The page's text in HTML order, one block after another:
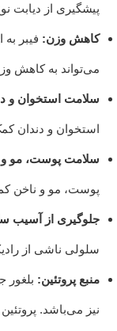
پیشگیری از دیابت نوع 2 کمک
کاهش وزن: فیبر
می‌تواند به کاهش
سلامت استخوان و
استخوان و دندان
سلامت پوست، مو و
پوست، مو و ناخن
جلوگیری از آسیب
سلولی ناشی از
منبع پروتئین: بلغور
نیز می‌باشد.